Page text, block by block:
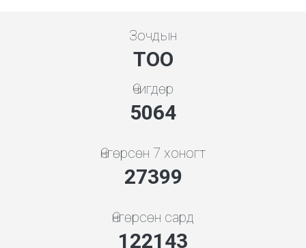
Зочдын
ТОО
Өчигдөр
5648
Өнгөрсөн 7 хоногт
30560
Өнгөрсөн сард
136236